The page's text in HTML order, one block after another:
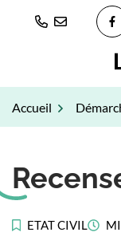
Gestion des traceurs
Accueil
ETAT CIVIL